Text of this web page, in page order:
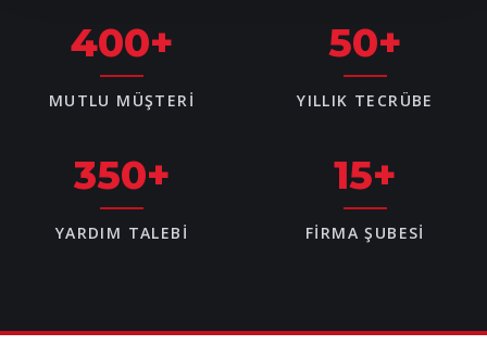
400+
MUTLU MÜŞTERI
50+
YILLIK TECRÜBE
350+
YARDIM TALEBI
15+
FIRMA ŞUBESI